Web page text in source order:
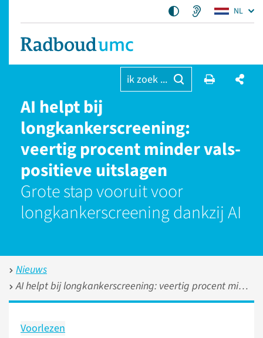
NL
ik zoek ...
AI helpt bij
longkankerscreening:
veertig procent minder vals-
positieve uitslagen
Grote stap vooruit voor
longkankerscreening dankzij AI
Nieuws
AI helpt bij longkankerscreening: veertig procent minder vals-positieve uitslagen
Voorlezen